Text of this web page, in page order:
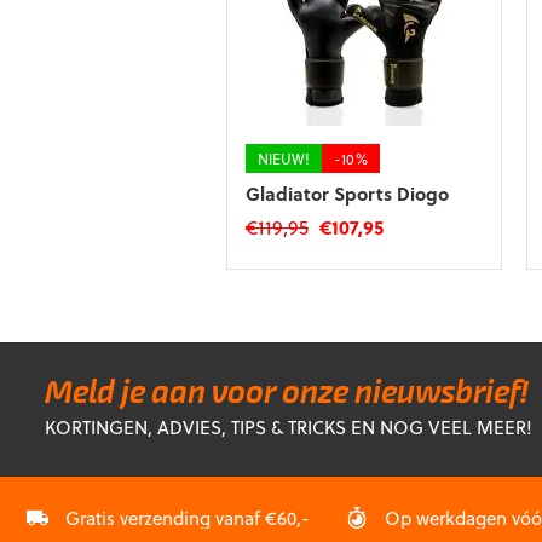
NIEUW! -10%
Gladiator Sports Diogo
€119,95 Oorspronkelijke
was:
€107,95Huidige
is:
meerdere
Deze
kan
op
Meld je aan voor onze nieuwsbrief!
KORTINGEN, ADVIES, TIPS & TRICKS EN NOG VEEL MEER!
Gratis verzending vanaf €60,-
Op werkdagen